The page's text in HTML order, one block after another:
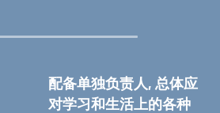
配备单独负责人, 总体应
对学习和生活上的各种